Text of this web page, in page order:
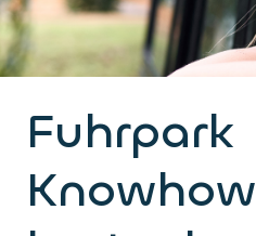
Fuhrpark
Knowhow